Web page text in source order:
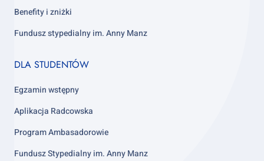
Benefity i zniżki
Fundusz stypedialny im. Anny Manz
Footer
4
DLA STUDENTÓW
Egzamin wstępny
Aplikacja Radcowska
Program Ambasadorowie
Fundusz Stypedialny im. Anny Manz